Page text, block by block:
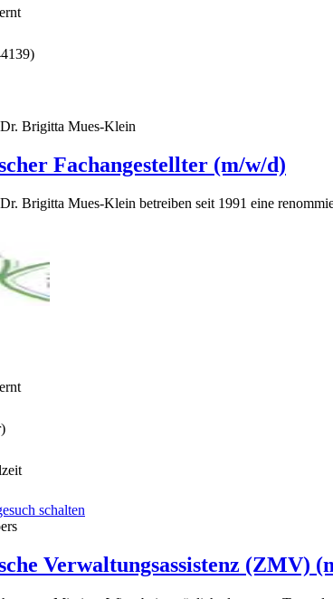
)
Brigitta Mues-Klein
Fachangestellter (m/w/d)
Brigitta Mues-Klein betreiben seit 1991 eine
schalten
Verwaltungsassistenz (ZMV)